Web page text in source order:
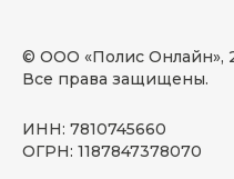
© ООО «Полис Онлайн»,
Все права защищены.
ИНН: 7810745660
ОГРН: 1187847378070